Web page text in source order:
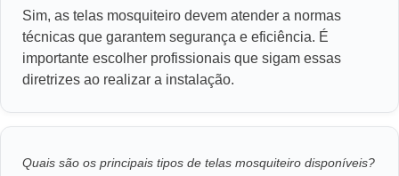
Sim, as telas mosquiteiro devem atender a normas
técnicas que garantem segurança e eficiência. É
importante escolher profissionais que sigam essas
diretrizes ao realizar a instalação.
Quais são os principais tipos de telas mosquiteiro disponíveis?